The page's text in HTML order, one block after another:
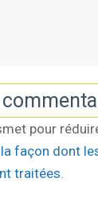
pour
façon dont
traitées